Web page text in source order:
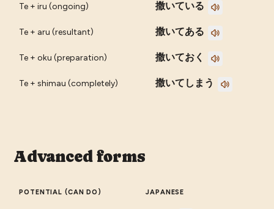
Te + iru (ongoing) 撒いている
Te + aru (resultant) 撒いてある
Te + oku (preparation) 撒いておく
Te + shimau (completely) 撒いてしまう
Advanced forms
POTENTIAL (CAN DO) JAPANESE